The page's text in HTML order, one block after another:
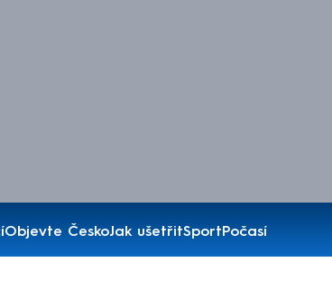
Objevte ČeskoJak ušetřitSportPočasí